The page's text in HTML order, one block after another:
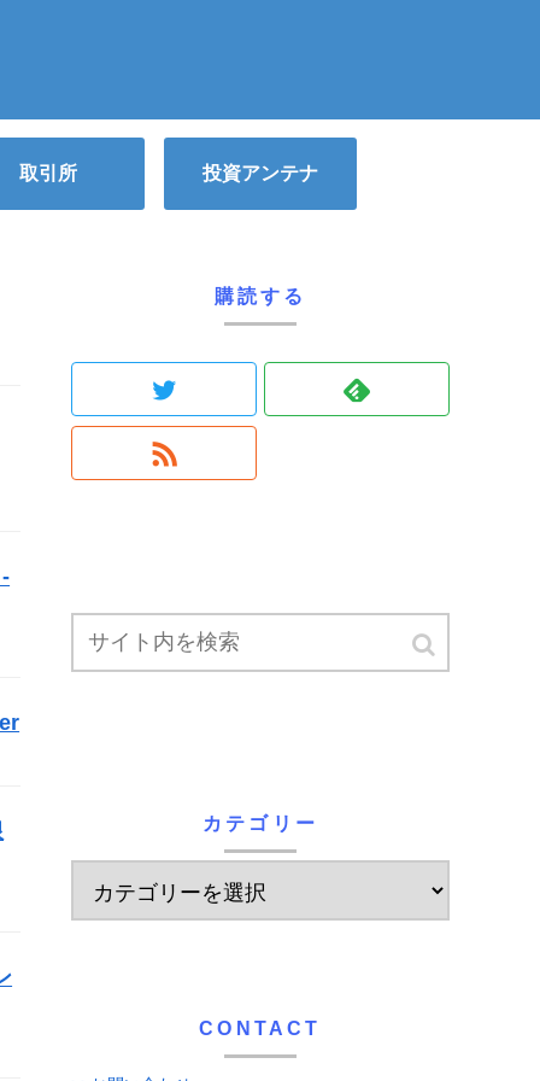
取引所 投資アンテナ
購読する
カテゴリー
CONTACT